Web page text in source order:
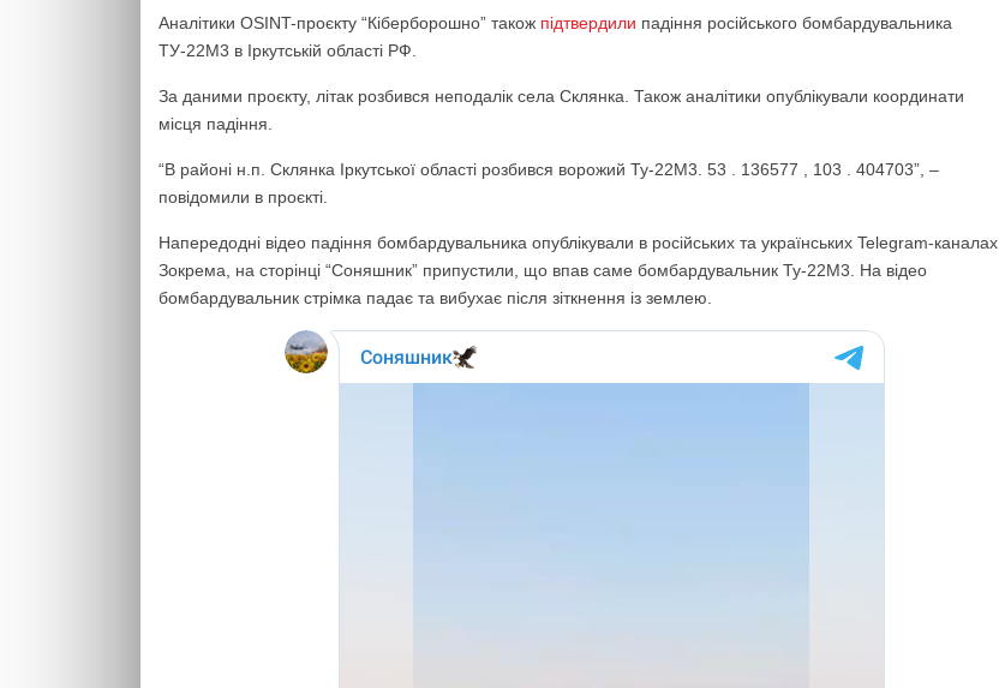
Аналітики OSINT-проєкту “Кіберборошно” також підтвердили падіння російського бомбардувальника
ТУ-22М3 в Іркутській області РФ.
За даними проєкту, літак розбився неподалік села Склянка. Також аналітики опублікували координати
місця падіння.
“В районі н.п. Склянка Іркутської області розбився ворожий Ту-22М3. 53 . 136577 , 103 . 404703”, –
повідомили в проєкті.
Напередодні відео падіння бомбардувальника опублікували в російських та українських Telegram-каналах.
Зокрема, на сторінці “Соняшник” припустили, що впав саме бомбардувальник Ту-22М3. На відео
бомбардувальник стрімка падає та вибухає після зіткнення із землею.